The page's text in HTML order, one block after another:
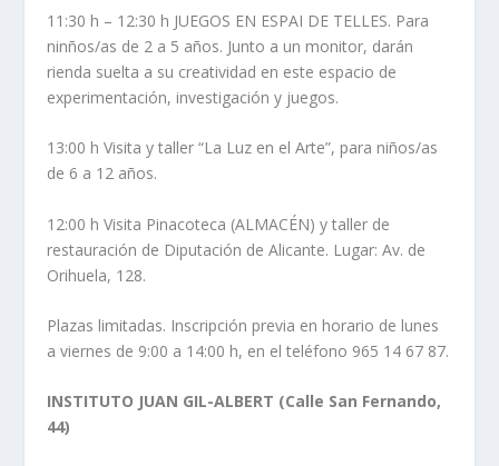
11:30 h – 12:30 h JUEGOS EN ESPAI DE TELLES. Para
ninños/as de 2 a 5 años. Junto a un monitor, darán
rienda suelta a su creatividad en este espacio de
experimentación, investigación y juegos.
13:00 h Visita y taller “La Luz en el Arte”, para niños/as
de 6 a 12 años.
12:00 h Visita Pinacoteca (ALMACÉN) y taller de
restauración de Diputación de Alicante. Lugar: Av. de
Orihuela, 128.
Plazas limitadas. Inscripción previa en horario de lunes
a viernes de 9:00 a 14:00 h, en el teléfono 965 14 67 87.
INSTITUTO JUAN GIL-ALBERT (Calle San Fernando,
44)